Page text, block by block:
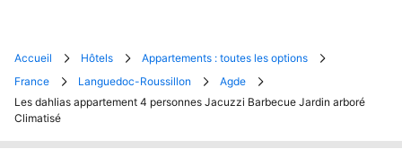
Accueil Hôtels
Appartements : toutes les options
France
Languedoc-Roussillon
Agde
Les dahlias appartement 4 personnes Jacuzzi Barbecue Jardin arboré
Climatisé